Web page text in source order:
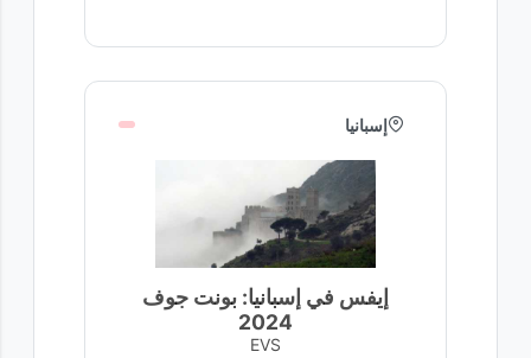
إسبانيا
إيفس في إسبانيا: بونت جوف
2024
EVS